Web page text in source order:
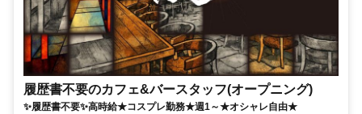
履歴書不要のカフェ&バースタッフ(オープニング)
✨履歴書不要✨高時給★コスプレ勤務★週1～★オシャレ自由★